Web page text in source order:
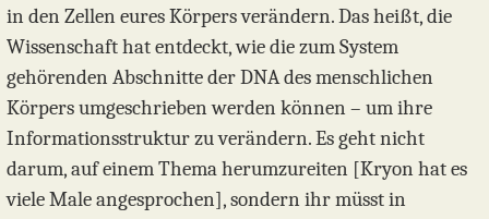
in den Zellen eures Körpers verändern. Das heißt, die
Wissenschaft hat entdeckt, wie die zum System
gehörenden Abschnitte der DNA des menschlichen
Körpers umgeschrieben werden können – um ihre
Informationsstruktur zu verändern. Es geht nicht
darum, auf einem Thema herumzureiten [Kryon hat es
viele Male angesprochen], sondern ihr müsst in